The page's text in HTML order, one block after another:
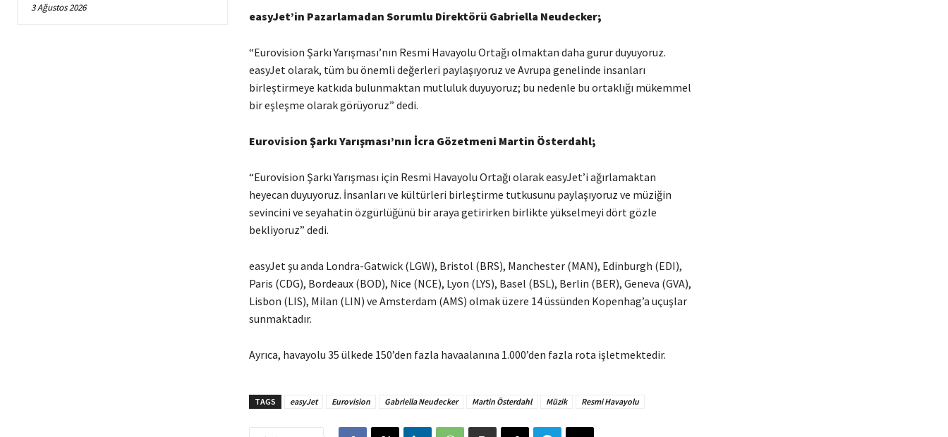
3 Ağustos 2026
easyJet’in Pazarlamadan Sorumlu Direktörü Gabriella Neudecker;
“Eurovision Şarkı Yarışması’nın Resmi Havayolu Ortağı olmaktan daha gurur duyuyoruz.
easyJet olarak, tüm bu önemli değerleri paylaşıyoruz ve Avrupa genelinde insanları
birleştirmeye katkıda bulunmaktan mutluluk duyuyoruz; bu nedenle bu ortaklığı mükemmel
bir eşleşme olarak görüyoruz” dedi.
Eurovision Şarkı Yarışması’nın İcra Gözetmeni Martin Österdahl;
“Eurovision Şarkı Yarışması için Resmi Havayolu Ortağı olarak easyJet’i ağırlamaktan
heyecan duyuyoruz. İnsanları ve kültürleri birleştirme tutkusunu paylaşıyoruz ve müziğin
sevincini ve seyahatin özgürlüğünü bir araya getirirken birlikte yükselmeyi dört gözle
bekliyoruz” dedi.
easyJet şu anda Londra-Gatwick (LGW), Bristol (BRS), Manchester (MAN), Edinburgh (EDI),
Paris (CDG), Bordeaux (BOD), Nice (NCE), Lyon (LYS), Basel (BSL), Berlin (BER), Geneva (GVA),
Lisbon (LIS), Milan (LIN) ve Amsterdam (AMS) olmak üzere 14 üssünden Kopenhag’a uçuşlar
sunmaktadır.
Ayrıca, havayolu 35 ülkede 150’den fazla havaalanına 1.000’den fazla rota işletmektedir.
TAGS easyJet Eurovision Gabriella Neudecker Martin Österdahl Müzik Resmi Havayolu